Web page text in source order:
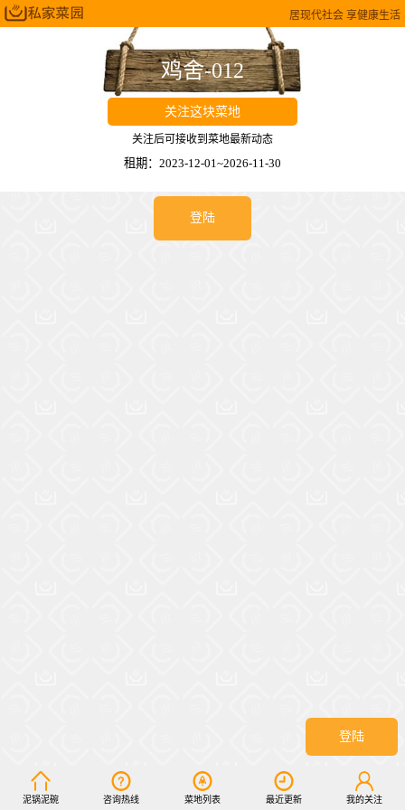
居现代社会 享健康生活
鸡舍-012
关注这块菜地
关注后可接收到菜地最新动态
租期：2023-12-01~2026-11-30
登陆
登陆
泥锅泥碗 咨询热线 菜地列表 最近更新 我的关注